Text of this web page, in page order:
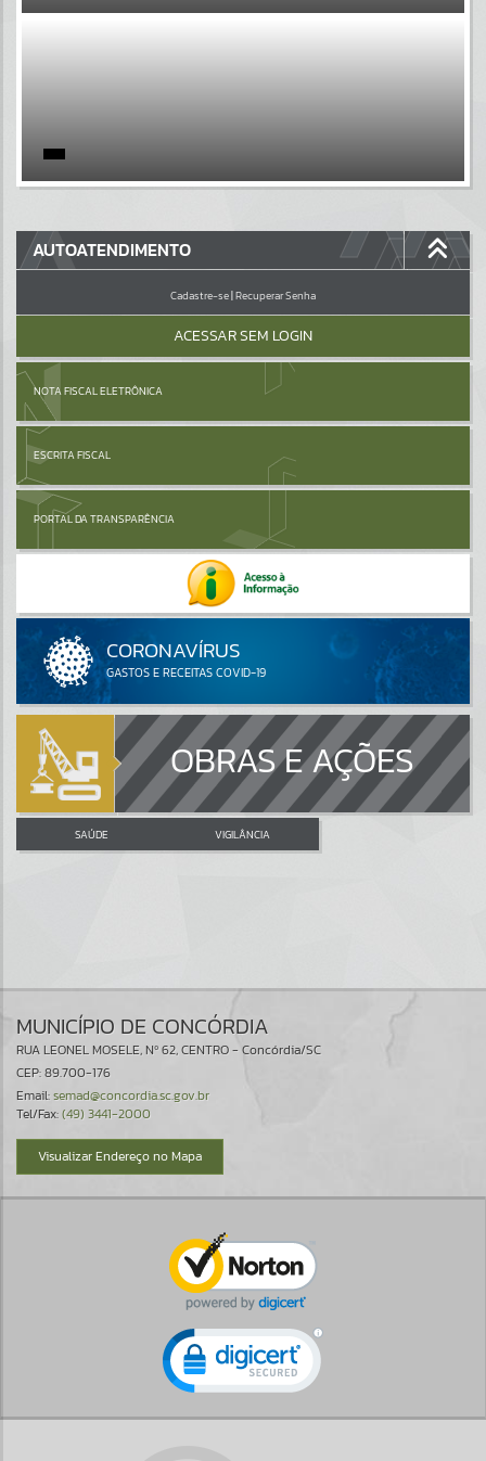
Por favor, aguarde...
GALERIAS
Por favor, aguarde...
AUTOATENDIMENTO
Cadastre-se|Recuperar Senha
ACESSAR SEM LOGIN
NOTA FISCAL ELETRÔNICA
ESCRITA FISCAL
PORTAL DA TRANSPARÊNCIA
OBRAS E AÇÕES
SAÚDE VIGILÂNCIA
MUNICÍPIO DE CONCÓRDIA
RUA LEONEL MOSELE, Nº 62, CENTRO - Concórdia/SC
CEP: 89.700-176
Email:semad@concordia.sc.gov.br
Tel/Fax:(49) 3441-2000
Visualizar Endereço no Mapa